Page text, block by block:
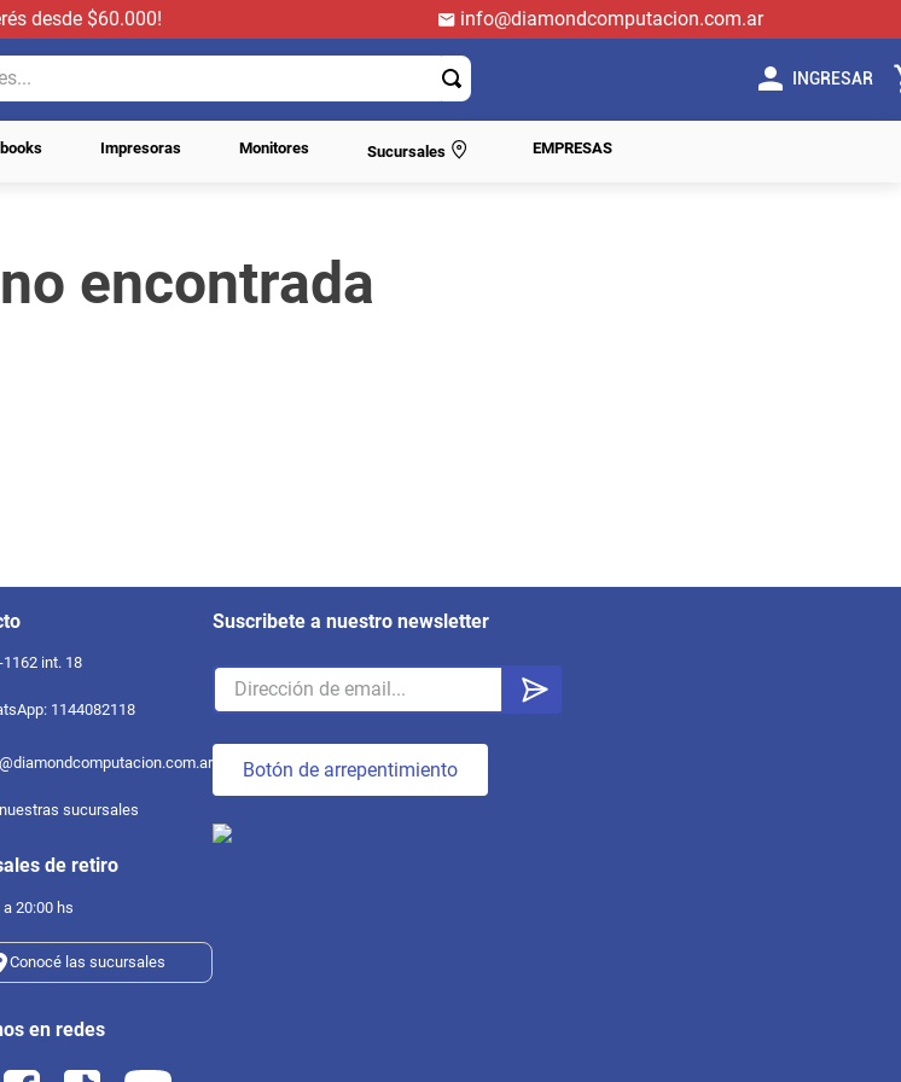
desde $60.000!
info@diamondcomputacion.com.ar
INGRESAR
Impresoras Monitores Sucursales EMPRESAS
encontrada
1162 int. 18
1144082118
sucursales
de retiro
a 20:00 hs
Conocé las sucursales
en redes
Suscribete a nuestro newsletter
Botón de arrepentimiento